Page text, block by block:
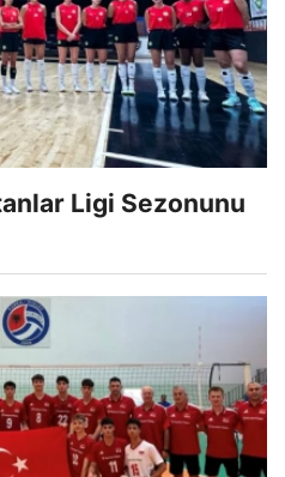
Ligi Sezonunu